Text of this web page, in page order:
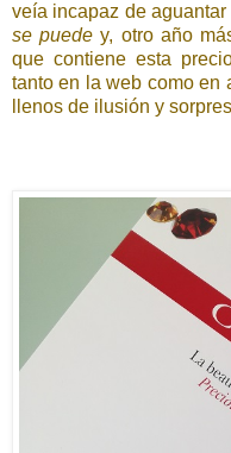
veía incapaz de
se puede y, otro año
que contiene esta
tanto en la web como en
llenos de ilusión y